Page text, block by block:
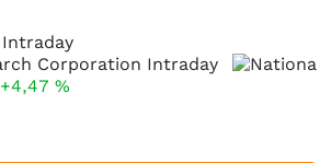
Intraday
+4,47 %